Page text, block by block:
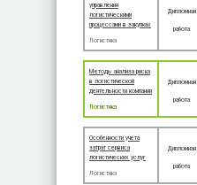
управления
логистическими
процессами в закупках
Логистика
Дипломная
работа
Методы анализа риска
в логистической
деятельности компании
Логистика
Дипломная
работа
Особенности учета
затрат сервиса
логистических услуг
Логистика
Дипломная
работа